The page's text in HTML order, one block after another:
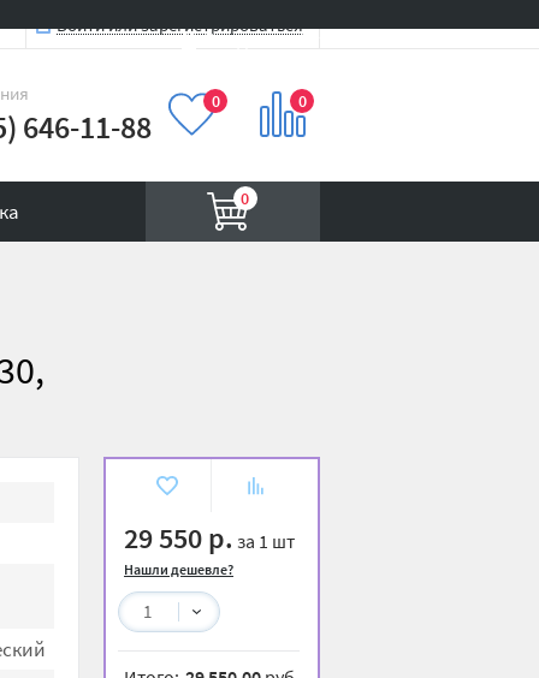
Войти или зарегистрироваться
646-11-88
0 0
0
Вход на сайт
29 550 р. за 1 шт
Нашли дешевле?
1